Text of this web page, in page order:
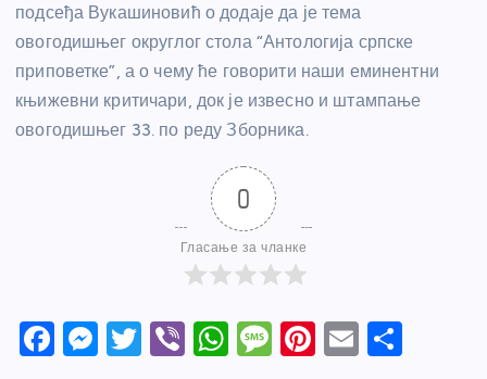
подсеђа Вукашиновић о додаје да је тема
овогодишњег округлог стола “Антологија српске
приповетке”, а о чему ће говорити наши еминентни
књижевни критичари, док је извесно и штампање
овогодишњег 33. по реду Зборника.
0
Гласање за чланке
F
M T
Vi W M Pi E